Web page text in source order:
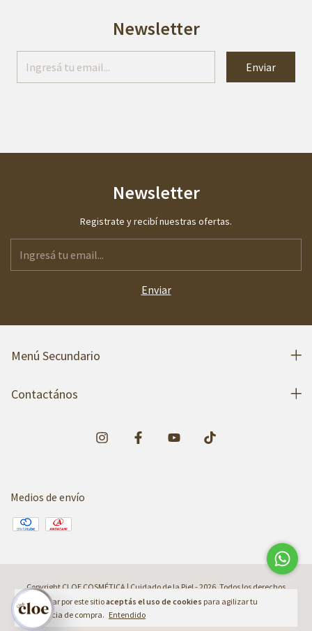
Al navegar por este sitioaceptás el uso de cookies para agilizar tu
experiencia de compra. Entendido
Newsletter
Newsletter
Registrate y recibí nuestras ofertas.
Menú Secundario
Contactános
Medios de envío
Copyright CLOE COSMÉTICA | Cuidado de la Piel - 2026. Todos los derechos
reservados.
Defensa de las y los consumidores. Para reclamos